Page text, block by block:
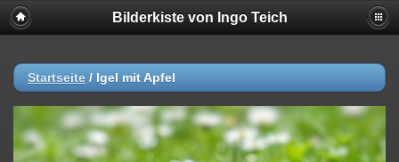
Bilderkiste von Ingo Teich
Startseite / Igel mit Apfel